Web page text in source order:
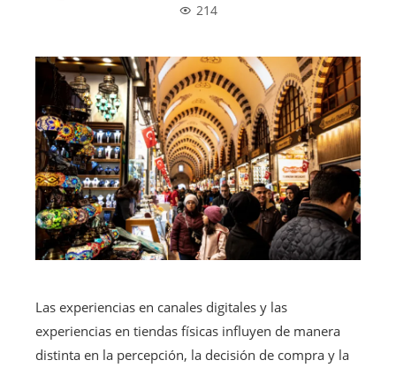
214
Las experiencias en canales digitales y las
experiencias en tiendas físicas influyen de manera
distinta en la percepción, la decisión de compra y la